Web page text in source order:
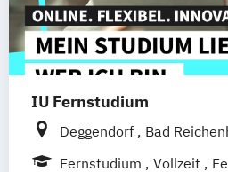
IU Fernstudium
Deggendorf Bad
Rostock
Freiburg
Kiel
Fernstudium Vollzeit